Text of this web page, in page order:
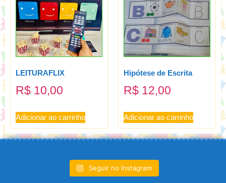
LEITURAFLIX
R$ 10,00
Adicionar ao carrinho
Hipótese de Escrita
R$ 12,00
Adicionar ao carrinho
Seguir no Instagram